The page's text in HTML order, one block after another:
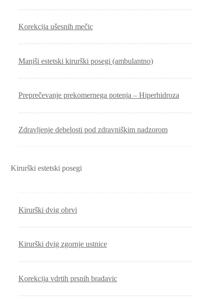
Korekcija ušesnih mečic
Manjši estetski kirurški posegi (ambulantno)
Preprečevanje prekomernega potenja – Hiperhidroza
Zdravljenje debelosti pod zdravniškim nadzorom
Kirurški estetski posegi
Kirurški dvig obrvi
Kirurški dvig zgornje ustnice
Korekcija vdrtih prsnih bradavic